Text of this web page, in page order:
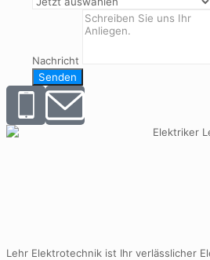
Nachricht
Senden
Lehr Elektrotechnik ist Ihr verlässlicher